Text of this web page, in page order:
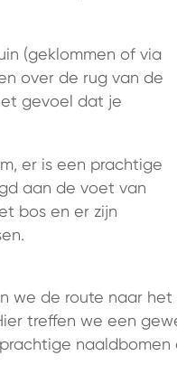
(geklommen of via
over de rug van de
gevoel dat je
er is een prachtige
aan de voet van
bos en er zijn
we de route naar het
treffen we een
naaldbomen